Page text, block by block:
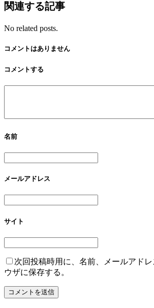
関連する記事
No related posts.
コメントはありません
コメントする
名前
メールアドレス
サイト
次回投稿時用に、名前、メールアド
ウザに保存する。